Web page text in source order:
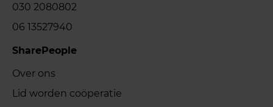
030 2080802
06 13527940
SharePeople
Over ons
Lid worden coöperatie